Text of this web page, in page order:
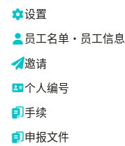
设置
员工名单・员工信息
邀请
个人编号
手续
申报文件